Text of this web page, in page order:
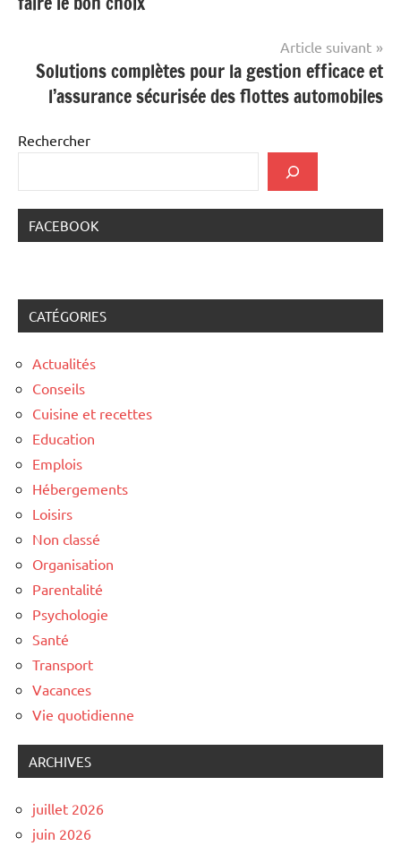
l’article
Article suivant
Solutions complètes pour la gestion efficace et
l’assurance sécurisée des flottes automobiles
Rechercher
FACEBOOK
CATÉGORIES
Actualités
Conseils
Cuisine et recettes
Education
Emplois
Hébergements
Loisirs
Non classé
Organisation
Parentalité
Psychologie
Santé
Transport
Vacances
Vie quotidienne
ARCHIVES
juillet 2026
juin 2026